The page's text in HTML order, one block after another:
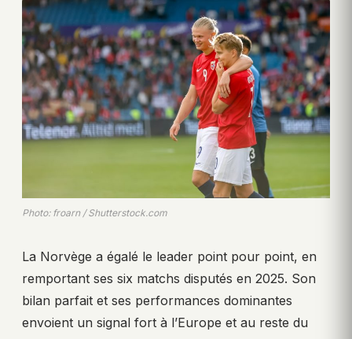
Photo: froarn / Shutterstock.com
La Norvège a égalé le leader point pour point, en
remportant ses six matchs disputés en 2025. Son
bilan parfait et ses performances dominantes
envoient un signal fort à l’Europe et au reste du